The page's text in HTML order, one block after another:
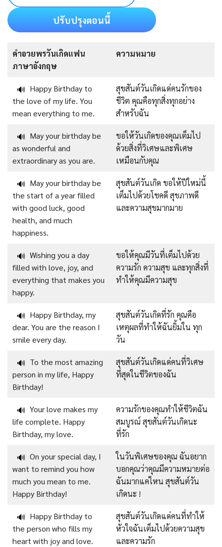
ปรับปรุงตอนนี้
คําอวยพรวันเกิดแฟน
ภาษาอังกฤษ
ความหมาย
🔊 Happy Birthday to
the love of my life. You
mean everything to me.
สุขสันต์วันเกิดแด่คนรักของ
ชีวิต คุณคือทุกสิ่งทุกอย่าง
สำหรับฉัน
🔊 May your birthday be
as wonderful and
extraordinary as you are.
ขอให้วันเกิดของคุณเต็มไป
ด้วยสิ่งที่วิเศษและพิเศษ
เหมือนกับคุณ
🔊 May your birthday be
the start of a year filled
with good luck, good
health, and much
happiness.
สุขสันต์วันเกิด ขอให้ปีใหม่นี้
เต็มไปด้วยโชคดี สุขภาพดี
และความสุขมากมาย
🔊 Wishing you a day
filled with love, joy, and
everything that makes you
happy.
ขอให้คุณมีวันที่เต็มไปด้วย
ความรัก ความสุข และทุกสิ่งที่
ทำให้คุณมีความสุข
🔊 Happy Birthday, my
dear. You are the reason I
smile every day.
สุขสันต์วันเกิดที่รัก คุณคือ
เหตุผลที่ทำให้ฉันยิ้มใน ทุก
วัน
🔊 To the most amazing
person in my life, Happy
Birthday!
สุขสันต์วันเกิดแด่คนที่วิเศษ
ที่สุดในชีวิตของฉัน
🔊 Your love makes my
life complete. Happy
Birthday, my love.
ความรักของคุณทำให้ชีวิตฉัน
สมบูรณ์ สุขสันต์วันเกิดนะ
ที่รัก
🔊 On your special day, I
want to remind you how
much you mean to me.
Happy Birthday!
ในวันพิเศษของคุณ ฉันอยาก
บอกคุณว่าคุณมีความหมายต่อ
ฉันมากแค่ไหน สุขสันต์วัน
เกิดนะ !
🔊 Happy Birthday to
the person who fills my
heart with joy and love.
สุขสันต์วันเกิดแด่คนที่ทำให้
หัวใจฉันเต็มไปด้วยความสุข
และความรัก